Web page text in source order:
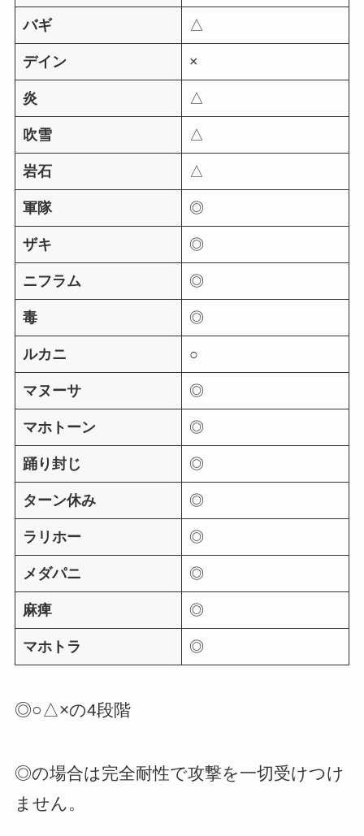
バギ △
デイン ×
炎 △
吹雪 △
岩石 △
軍隊 ◎
ザキ ◎
ニフラム ◎
毒 ◎
ルカニ ○
マヌーサ ◎
マホトーン ◎
踊り封じ ◎
ターン休み ◎
ラリホー ◎
メダパニ ◎
麻痺 ◎
マホトラ ◎
◎○△×の4段階
◎の場合は完全耐性で攻撃を一切受けつけ
ません。